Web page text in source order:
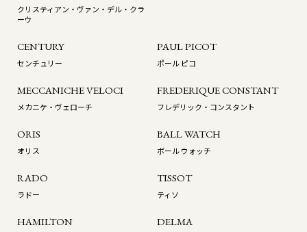
クリスティアン・ヴァン・デル・クラ
ーウ
CENTURY
センチュリー
PAUL PICOT
ポール ピコ
MECCANICHE VELOCI
メカニケ・ヴェローチ
FREDERIQUE CONSTANT
フレデリック・コンスタント
ORIS
オリス
BALL WATCH
ボール ウォッチ
RADO
ラドー
TISSOT
ティソ
HAMILTON DELMA